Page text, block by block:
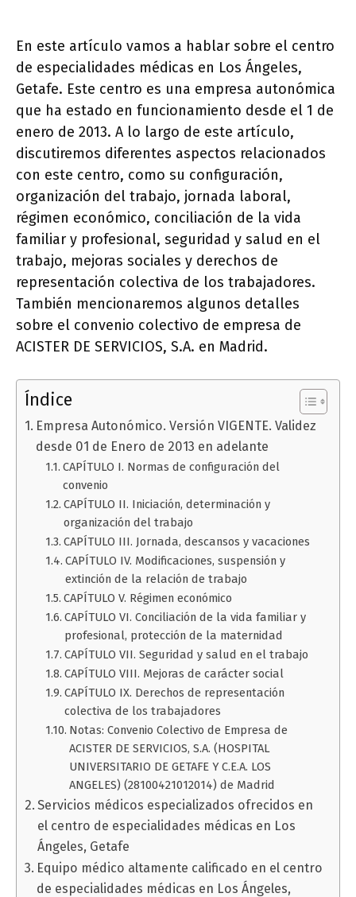
En este artículo vamos a hablar sobre el centro
de especialidades médicas en Los Ángeles,
Getafe. Este centro es una empresa autonómica
que ha estado en funcionamiento desde el 1 de
enero de 2013. A lo largo de este artículo,
discutiremos diferentes aspectos relacionados
con este centro, como su configuración,
organización del trabajo, jornada laboral,
régimen económico, conciliación de la vida
familiar y profesional, seguridad y salud en el
trabajo, mejoras sociales y derechos de
representación colectiva de los trabajadores.
También mencionaremos algunos detalles
sobre el convenio colectivo de empresa de
ACISTER DE SERVICIOS, S.A. en Madrid.
Índice
Empresa Autonómico. Versión VIGENTE. Validez
desde 01 de Enero de 2013 en adelante
CAPÍTULO I. Normas de configuración del
convenio
CAPÍTULO II. Iniciación, determinación y
organización del trabajo
CAPÍTULO III. Jornada, descansos y vacaciones
CAPÍTULO IV. Modificaciones, suspensión y
extinción de la relación de trabajo
CAPÍTULO V. Régimen económico
CAPÍTULO VI. Conciliación de la vida familiar y
profesional, protección de la maternidad
CAPÍTULO VII. Seguridad y salud en el trabajo
CAPÍTULO VIII. Mejoras de carácter social
CAPÍTULO IX. Derechos de representación
colectiva de los trabajadores
Notas: Convenio Colectivo de Empresa de
ACISTER DE SERVICIOS, S.A. (HOSPITAL
UNIVERSITARIO DE GETAFE Y C.E.A. LOS
ANGELES) (28100421012014) de Madrid
Servicios médicos especializados ofrecidos en
el centro de especialidades médicas en Los
Ángeles, Getafe
Equipo médico altamente calificado en el centro
de especialidades médicas en Los Ángeles,